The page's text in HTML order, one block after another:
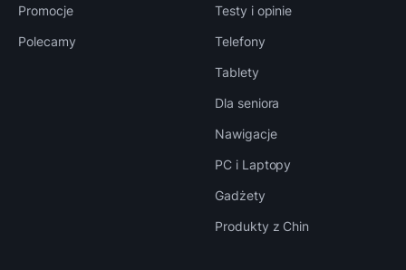
Promocje
Polecamy
Testy i opinie
Telefony
Tablety
Dla seniora
Nawigacje
PC i Laptopy
Gadżety
Produkty z Chin